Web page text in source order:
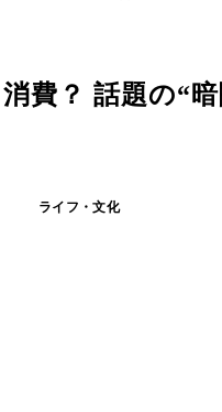
費？ 話題の“
ライフ・文化